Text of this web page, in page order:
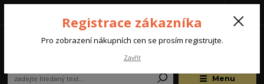
Menu
(Po-Pá, 07:00-15:30 hod.)Registrace zákazníka
Pro zobrazení nákupních cen se prosím registrujte.
Zavřít